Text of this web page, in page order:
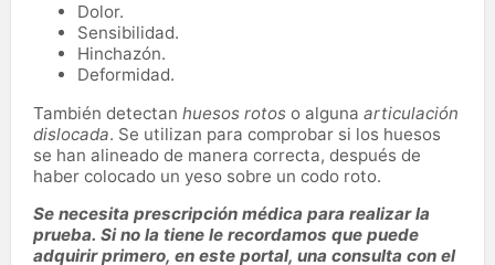
Dolor.
Sensibilidad.
Hinchazón.
Deformidad.
También detectan huesos rotos o alguna articulación
dislocada. Se utilizan para comprobar si los huesos
se han alineado de manera correcta, después de
haber colocado un yeso sobre un codo roto.
Se necesita prescripción médica para realizar la
prueba. Si no la tiene le recordamos que puede
adquirir primero, en este portal, una consulta con el